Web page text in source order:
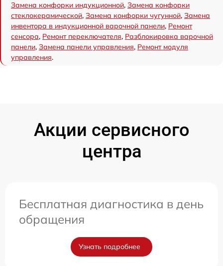
Замена конфорки индукционной, Замена конфорки
стеклокерамической, Замена конфорки чугунной, Замена
инвентора в индукционной варочной панели, Ремонт
сенсора, Ремонт переключателя, Разблокировка варочной
панели, Замена панели управления, Ремонт модуля
управления.
Акции сервисного
центра
Бесплатная диагностика в день
обращения
Узнать подробнее